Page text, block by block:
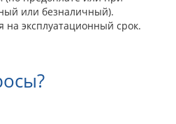
или безналичный).
на эксплуатационный срок.